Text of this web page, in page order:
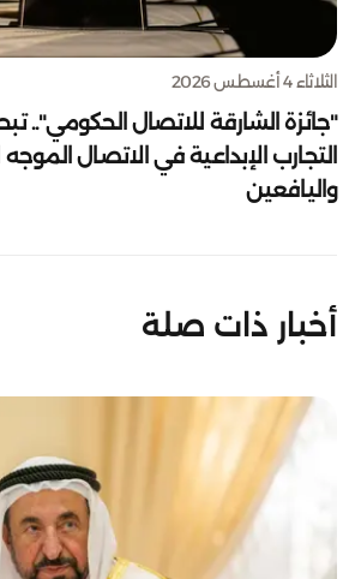
الثلاثاء 4 أغسطس 2026
"جائزة الشارقة للاتصال
التجارب الإبداعية في الاتصال
واليافعين
أخبار ذات صلة